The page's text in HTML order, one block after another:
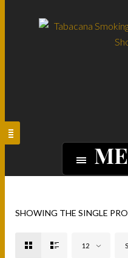
SHOWING THE SINGLE
12